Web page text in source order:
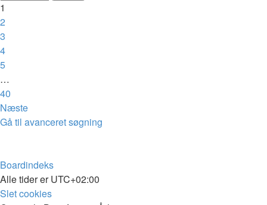
1
2
3
4
5
…
40
Næste
Gå til avanceret søgning
Boardindeks
Alle tider erUTC+02:00
Slet cookies